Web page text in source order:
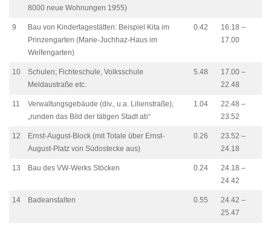
8000 neue Wohnungen 1955)
9
Bau von Kindertagestätten: Beispiel Kita im
Prinzengarten (Marie-Juchhaz-Haus im
Welfengarten)
0.42
16.18 –
17.00
10
Schulen; Fichteschule, Volksschule
Meldaustraße etc.
5.48
17.00 –
22.48
11
Verwaltungsgebäude (div., u.a. Lilienstraße);
„runden das Bild der tätigen Stadt ab“
1.04
22.48 –
23.52
12
Ernst-August-Block (mit Totale über Ernst-
August-Platz von Südostecke aus)
0.26
23.52 –
24.18
13 Bau des VW-Werks Stöcken 0.24
24.18 –
24.42
14 Badeanstalten 0.55
24.42 –
25.47